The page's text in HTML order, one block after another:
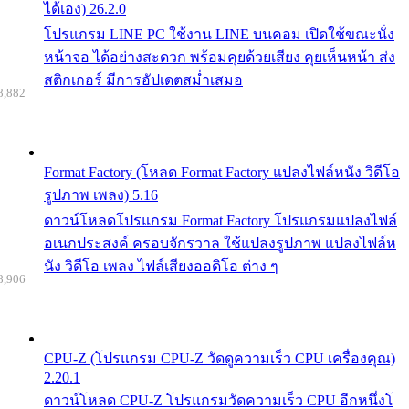
ได้เอง) 26.2.0
โปรแกรม LINE PC ใช้งาน LINE บนคอม เปิดใช้ขณะนั่ง
หน้าจอ ได้อย่างสะดวก พร้อมคุยด้วยเสียง คุยเห็นหน้า ส่ง
สติกเกอร์ มีการอัปเดตสม่ำเสมอ
Format Factory (โหลด Format Factory แปลงไฟล์หนัง วิดีโอ
รูปภาพ เพลง) 5.16
ดาวน์โหลดโปรแกรม Format Factory โปรแกรมแปลงไฟล์
อเนกประสงค์ ครอบจักรวาล ใช้แปลงรูปภาพ แปลงไฟล์ห
นัง วิดีโอ เพลง ไฟล์เสียงออดิโอ ต่าง ๆ
CPU-Z (โปรแกรม CPU-Z วัดดูความเร็ว CPU เครื่องคุณ)
2.20.1
ดาวน์โหลด CPU-Z โปรแกรมวัดความเร็ว CPU อีกหนึ่งโ